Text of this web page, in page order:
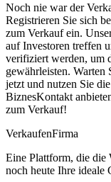
Noch nie war der
Registrieren Sie sich
zum Verkauf ein.
auf Investoren treffen
verifiziert werden, um
gewährleisten.
jetzt und nutzen Sie
BiznesKontakt
zum Verkauf!
VerkaufenFirma
Eine Plattform, die die
noch heute Ihre ideale